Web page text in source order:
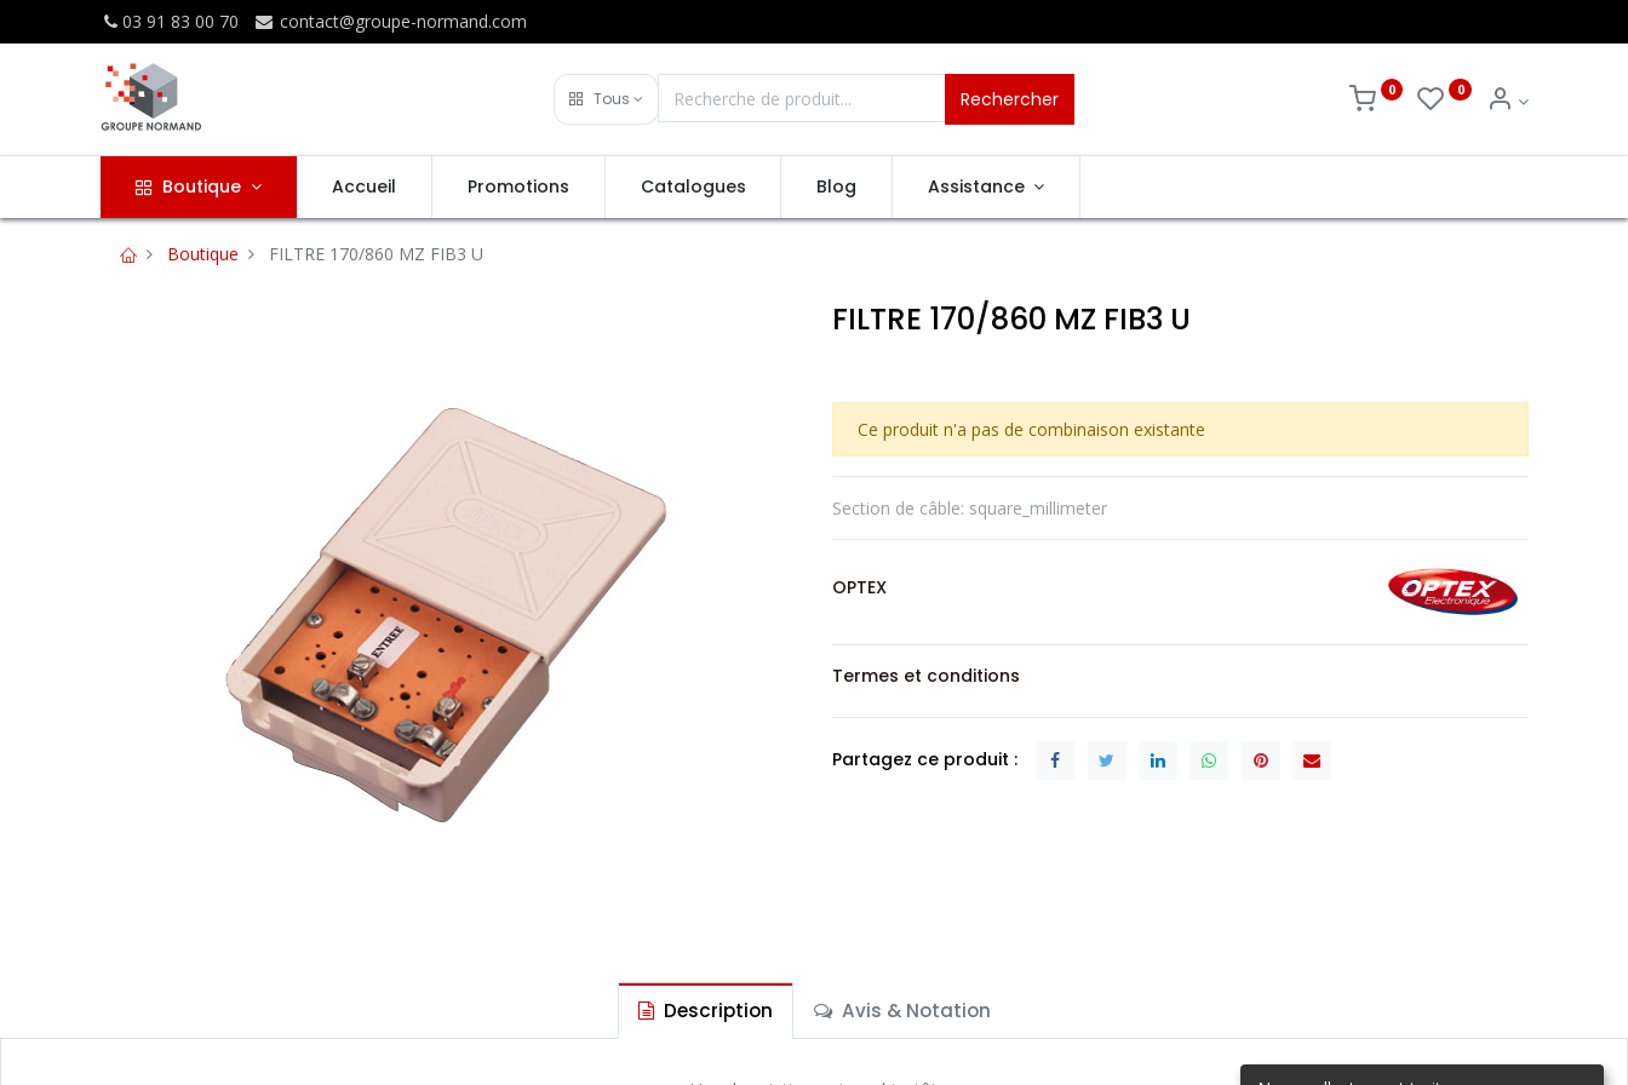
03 91 83 00 70 contact@groupe-normand.com
Tous Rechercher 0 0
Boutique Accueil Promotions Catalogues Blog Assistance
Boutique FILTRE 170/860 MZ FIB3 U
FILTRE 170/860 MZ FIB3 U
Ce produit n'a pas de combinaison existante
Section de câble: square_millimeter
OPTEX
Termes et conditions
Partagez ce produit :
Description Avis & Notation